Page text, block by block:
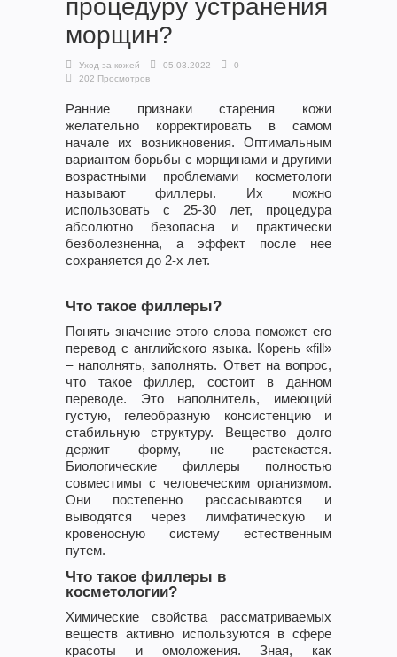
процедуру устранения
морщин?
Уход за кожей 05.03.2022
0
202 Просмотров
Ранние признаки старения кожи
желательно корректировать в самом
начале их возникновения. Оптимальным
вариантом борьбы с морщинами и другими
возрастными проблемами косметологи
называют филлеры. Их можно
использовать с 25-30 лет, процедура
абсолютно безопасна и практически
безболезненна, а эффект после нее
сохраняется до 2-х лет.
Что такое филлеры?
Понять значение этого слова поможет его
перевод с английского языка. Корень «fill»
– наполнять, заполнять. Ответ на вопрос,
что такое филлер, состоит в данном
переводе. Это наполнитель, имеющий
густую, гелеобразную консистенцию и
стабильную структуру. Вещество долго
держит форму, не растекается.
Биологические филлеры полностью
совместимы с человеческим организмом.
Они постепенно рассасываются и
выводятся через лимфатическую и
кровеносную систему естественным
путем.
Что такое филлеры в
косметологии?
Химические свойства рассматриваемых
веществ активно используются в сфере
красоты и омоложения. Зная, как